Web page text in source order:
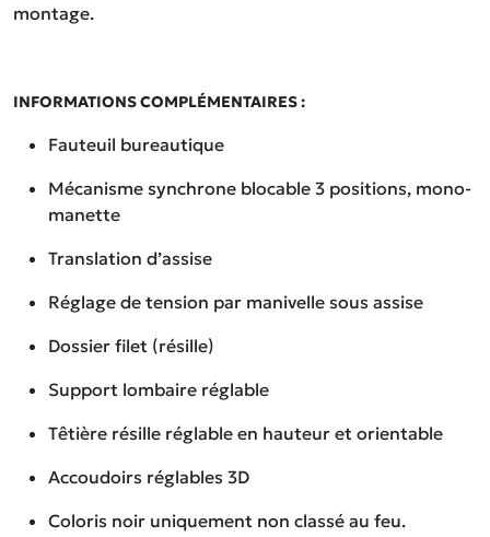
montage.
INFORMATIONS COMPLÉMENTAIRES :
Fauteuil bureautique
Mécanisme synchrone blocable 3 positions, mono-
manette
Translation d’assise
Réglage de tension par manivelle sous assise
Dossier filet (résille)
Support lombaire réglable
Têtière résille réglable en hauteur et orientable
Accoudoirs réglables 3D
Coloris noir uniquement non classé au feu.